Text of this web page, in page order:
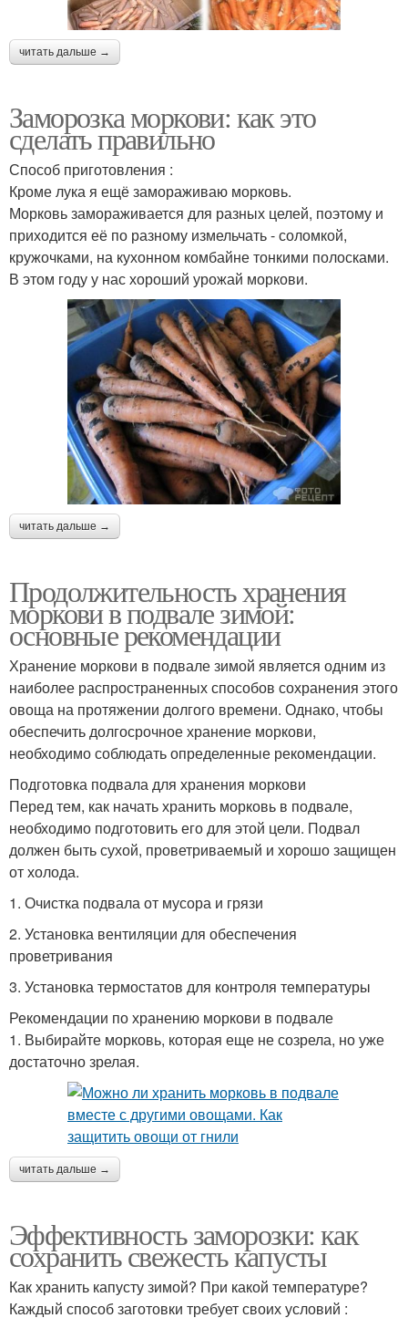
читать дальше →
Заморозка моркови: как это
сделать правильно
Способ приготовления :
Кроме лука я ещё замораживаю морковь.
Морковь замораживается для разных целей, поэтому и
приходится её по разному измельчать - соломкой,
кружочками, на кухонном комбайне тонкими полосками.
В этом году у нас хороший урожай моркови.
читать дальше →
Продолжительность хранения
моркови в подвале зимой:
основные рекомендации
Хранение моркови в подвале зимой является одним из
наиболее распространенных способов сохранения этого
овоща на протяжении долгого времени. Однако, чтобы
обеспечить долгосрочное хранение моркови,
необходимо соблюдать определенные рекомендации.
Подготовка подвала для хранения моркови
Перед тем, как начать хранить морковь в подвале,
необходимо подготовить его для этой цели. Подвал
должен быть сухой, проветриваемый и хорошо защищен
от холода.
1. Очистка подвала от мусора и грязи
2. Установка вентиляции для обеспечения
проветривания
3. Установка термостатов для контроля температуры
Рекомендации по хранению моркови в подвале
1. Выбирайте морковь, которая еще не созрела, но уже
достаточно зрелая.
читать дальше →
Эффективность заморозки: как
сохранить свежесть капусты
Как хранить капусту зимой? При какой температуре?
Каждый способ заготовки требует своих условий :